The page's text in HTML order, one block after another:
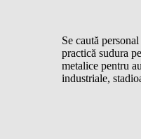
Se caută
practică sudura
metalice pentru
industriale,